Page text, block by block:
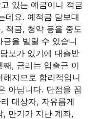
있는 예금이나 적금
데요. 예적금 담보대
적금, 청약 등을 중도
을 빌릴 수 있습니
보가 있기에 대출받
, 금리는 입출금 이
지므로 합리적입니
아닙니다. 단점을 꼽
대상자, 자유롭게
, 만기가 지난 계좌,